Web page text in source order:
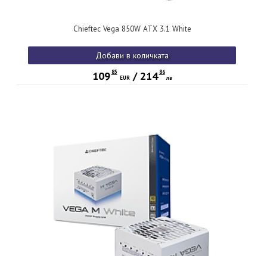
Chieftec Vega 850W ATX 3.1 White
Добави в количката
109 85
EUR/ 214 86
лв